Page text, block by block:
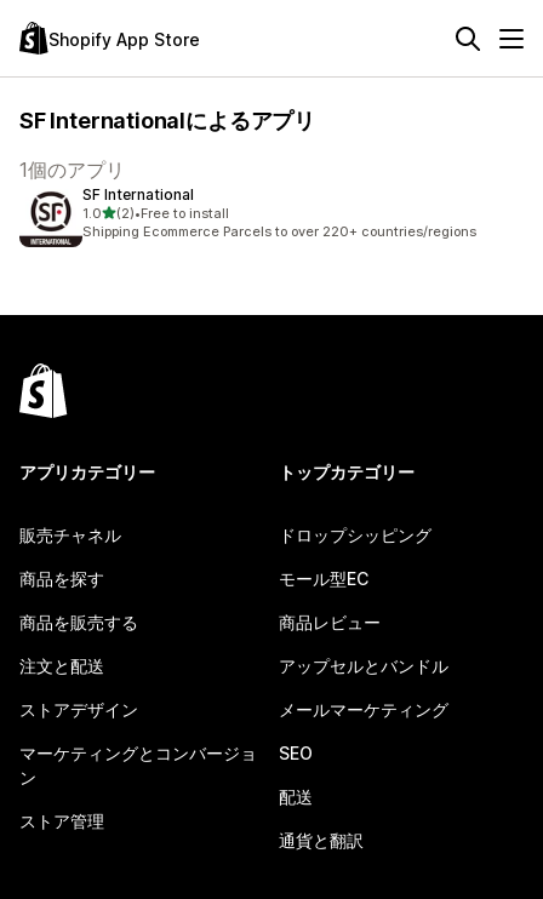
Shopify App Store
SF Internationalによるアプリ
1個のアプリ
SF International
1.05つ星中
(2)
合計レビュー数：2件
•Free to install
Shipping Ecommerce Parcels to over 220+ countries/regions
アプリカテゴリー
販売チャネル
商品を探す
商品を販売する
注文と配送
ストアデザイン
マーケティングとコンバージョ
ン
ストア管理
トップカテゴリー
ドロップシッピング
モール型EC
商品レビュー
アップセルとバンドル
メールマーケティング
SEO
配送
通貨と翻訳